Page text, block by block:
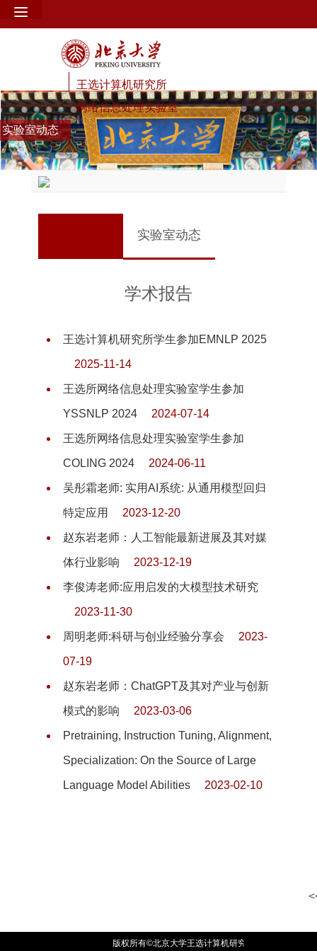
王选计算机研究所
网络信息处理实验室
实验室动态
实验室动态
学术报告
王选计算机研究所学生参加EMNLP 2025
2025-11-14
王选所网络信息处理实验室学生参加
YSSNLP 2024 2024-07-14
王选所网络信息处理实验室学生参加
COLING 2024 2024-06-11
吴彤霜老师: 实用AI系统: 从通用模型回归
特定应用 2023-12-20
赵东岩老师：人工智能最新进展及其对媒
体行业影响 2023-12-19
李俊涛老师:应用启发的大模型技术研究
2023-11-30
周明老师:科研与创业经验分享会 2023-
07-19
赵东岩老师：ChatGPT及其对产业与创新
模式的影响 2023-03-06
Pretraining, Instruction Tuning, Alignment,
Specialization: On the Source of Large
Language Model Abilities 2023-02-10
版权所有©北京大学王选计算机研究所